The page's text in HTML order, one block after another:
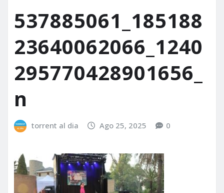
537885061_185188
23640062066_1240
295770428901656_
n
torrent al dia Ago 25, 2025 0